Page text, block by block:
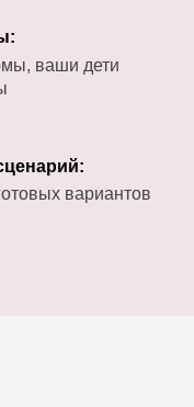
ваши дети
вариантов